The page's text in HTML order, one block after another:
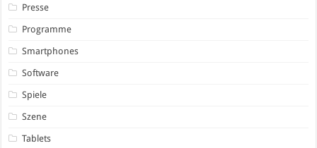
Presse
Programme
Smartphones
Software
Spiele
Szene
Tablets